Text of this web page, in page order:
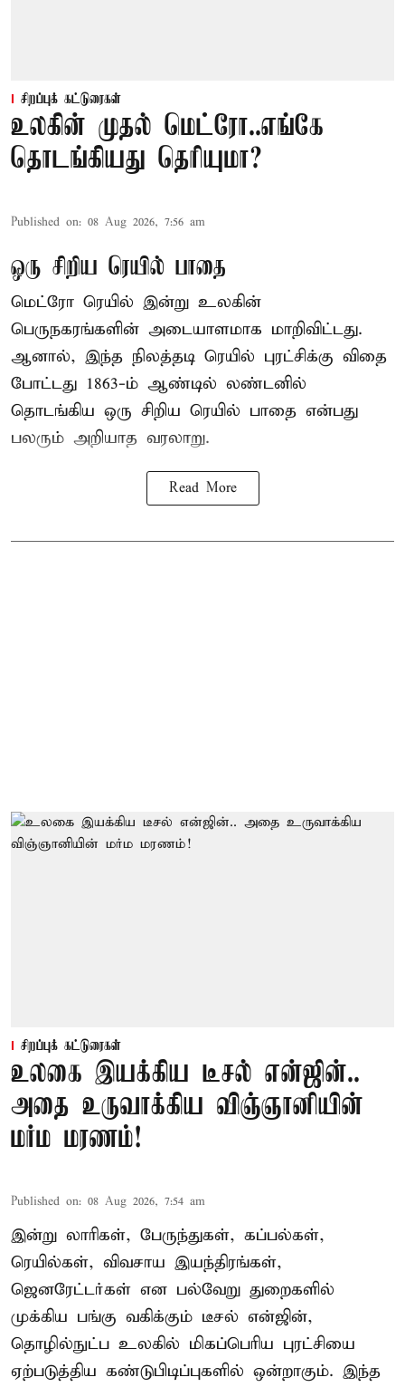
சிறப்புக் கட்டுரைகள்
உலகின் முதல் மெட்ரோ..எங்கே
தொடங்கியது தெரியுமா?
Published on: 08 Aug 2026, 7:56 am
ஒரு சிறிய ரெயில் பாதை
மெட்ரோ ரெயில் இன்று உலகின்
பெருநகரங்களின் அடையாளமாக மாறிவிட்டது.
ஆனால், இந்த நிலத்தடி ரெயில் புரட்சிக்கு விதை
போட்டது 1863-ம் ஆண்டில் லண்டனில்
தொடங்கிய ஒரு சிறிய ரெயில் பாதை என்பது
பலரும் அறியாத வரலாறு.
Read More
சிறப்புக் கட்டுரைகள்
உலகை இயக்கிய டீசல் என்ஜின்..
அதை உருவாக்கிய விஞ்ஞானியின்
மர்ம மரணம்!
Published on: 08 Aug 2026, 7:54 am
இன்று லாரிகள், பேருந்துகள், கப்பல்கள்,
ரெயில்கள், விவசாய இயந்திரங்கள்,
ஜெனரேட்டர்கள் என பல்வேறு துறைகளில்
முக்கிய பங்கு வகிக்கும் டீசல் என்ஜின்,
தொழில்நுட்ப உலகில் மிகப்பெரிய புரட்சியை
ஏற்படுத்திய கண்டுபிடிப்புகளில் ஒன்றாகும். இந்த